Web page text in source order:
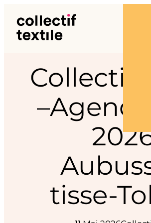
contenu
tisse-